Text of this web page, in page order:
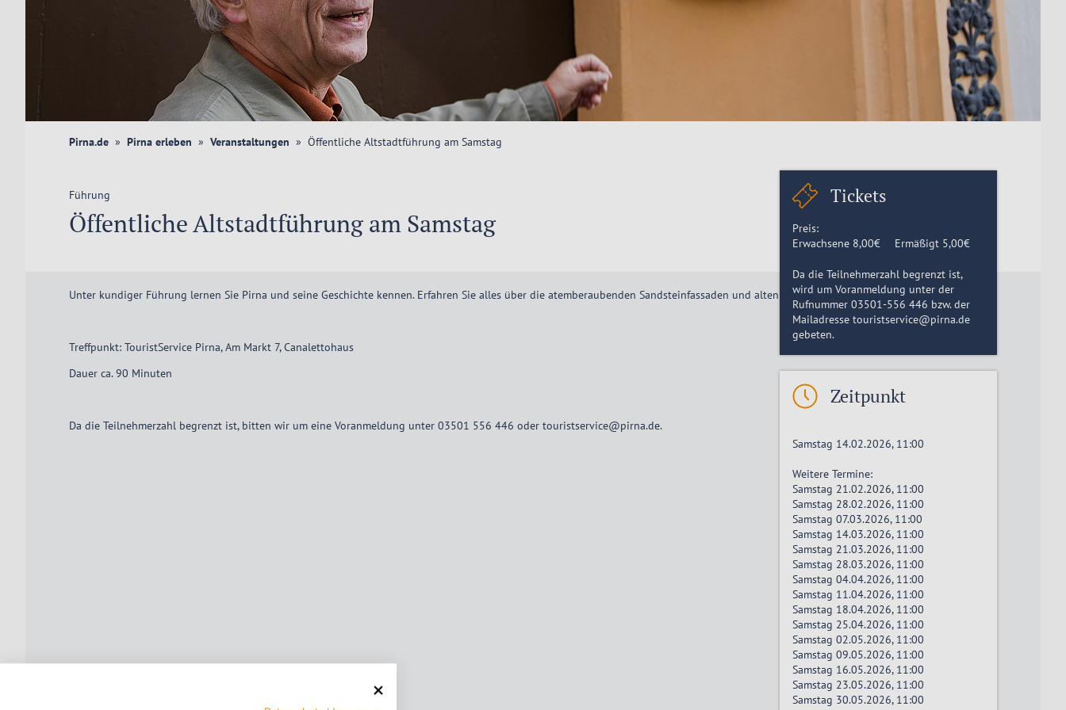
Pirna.de Pirna erleben Veranstaltungen Öffentliche Altstadtführung am Samstag
Führung
Öffentliche Altstadtführung am Samstag
Unter kundiger Führung lernen Sie Pirna und seine Geschichte kennen. Erfahren Sie alles über die atemberaubenden Sandsteinfassaden und alten Kaufmannshäuser der Pirnaer Altstadt.
Treffpunkt: TouristService Pirna, Am Markt 7, Canalettohaus
Dauer ca. 90 Minuten
Da die Teilnehmerzahl begrenzt ist, bitten wir um eine Voranmeldung unter 03501 556 446 oder touristservice@pirna.de.
Tickets
Preis:
Erwachsene 8,00€ Ermäßigt 5,00€
Da die Teilnehmerzahl begrenzt ist,
wird um Voranmeldung unter der
Rufnummer 03501-556 446 bzw. der
Mailadresse touristservice@pirna.de
gebeten.
Zeitpunkt
Samstag 14.02.2026, 11:00
Weitere Termine:
Samstag 21.02.2026, 11:00
Samstag 28.02.2026, 11:00
Samstag 07.03.2026, 11:00
Samstag 14.03.2026, 11:00
Samstag 21.03.2026, 11:00
Samstag 28.03.2026, 11:00
Samstag 04.04.2026, 11:00
Samstag 11.04.2026, 11:00
Samstag 18.04.2026, 11:00
Samstag 25.04.2026, 11:00
Samstag 02.05.2026, 11:00
Samstag 09.05.2026, 11:00
Samstag 16.05.2026, 11:00
Samstag 23.05.2026, 11:00
Samstag 30.05.2026, 11:00